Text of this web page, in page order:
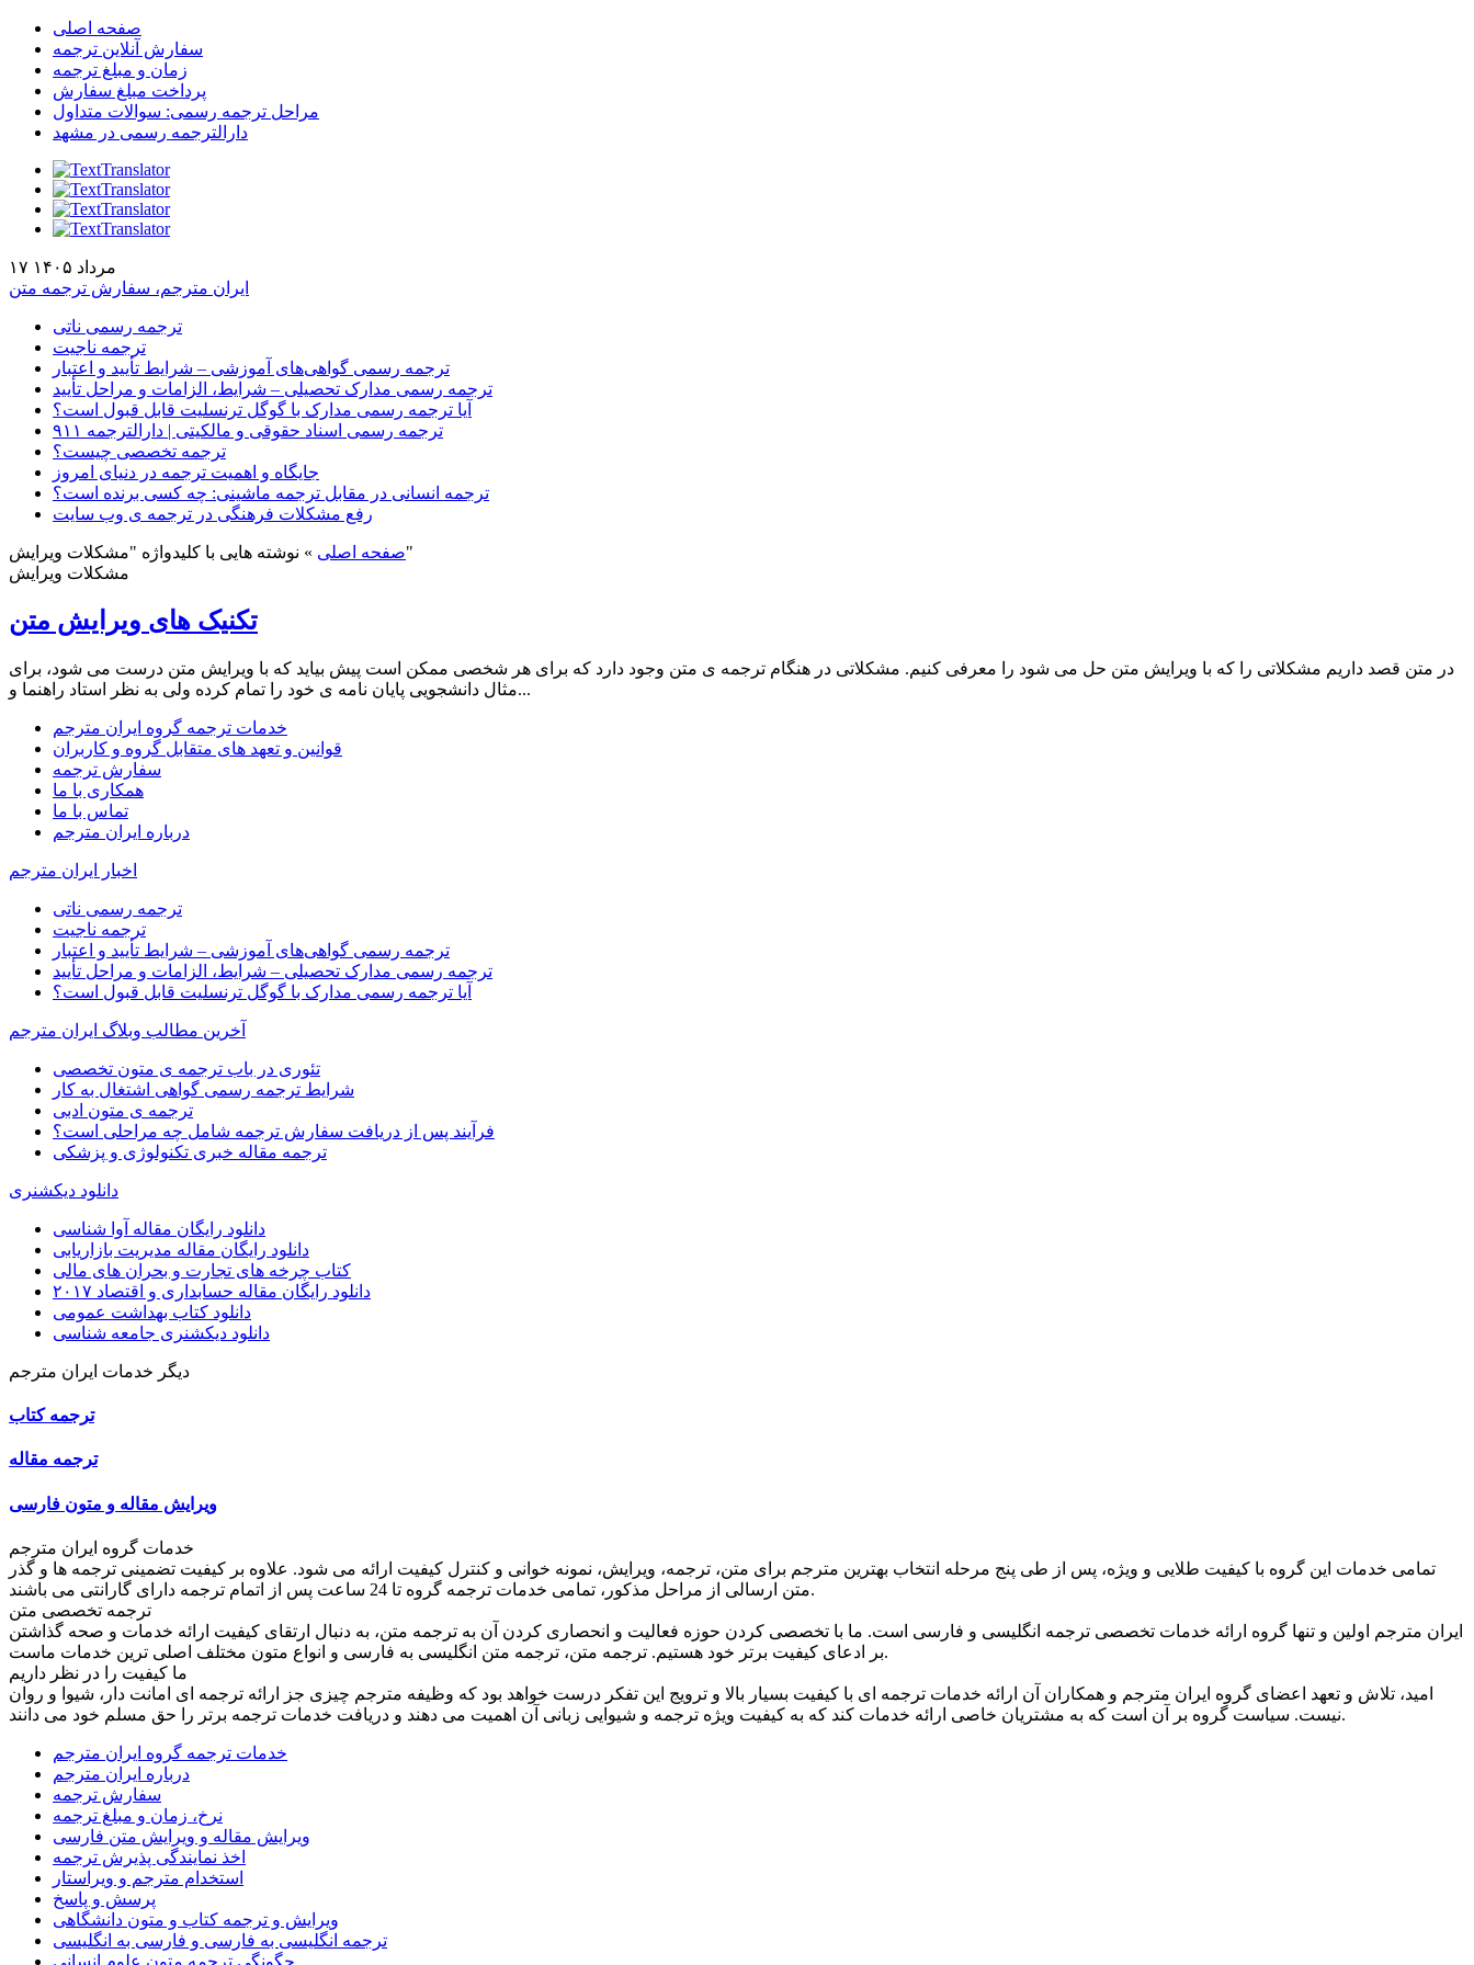
صفحه اصلی
سفارش آنلاین ترجمه
زمان و مبلغ ترجمه
پرداخت مبلغ سفارش
مراحل ترجمه رسمی: سوالات متداول
دارالترجمه رسمی در مشهد
۱۷ مرداد ۱۴۰۵
ایران مترجم، سفارش ترجمه متن
ترجمه رسمی ناتی
ترجمه ناجیت
ترجمه رسمی گواهی‌های آموزشی – شرایط تأیید و اعتبار
ترجمه رسمی مدارک تحصیلی – شرایط، الزامات و مراحل تأیید
آیا ترجمه رسمی مدارک با گوگل ترنسلیت قابل قبول است؟
ترجمه رسمی اسناد حقوقی و مالکیتی | دارالترجمه ۹۱۱
ترجمه تخصصی چیست؟
جایگاه و اهمیت ترجمه در دنیای امروز
ترجمه انسانی در مقابل ترجمه ماشینی: چه کسی برنده است؟
رفع مشکلات فرهنگی در ترجمه ی وب سایت
صفحه اصلی »
نوشته هایی با کلیدواژه "مشکلات ویرایش"
مشکلات ویرایش
تکنیک های ویرایش متن
در متن قصد داریم مشکلاتی را که با ویرایش متن حل می شود را معرفی کنیم. مشکلاتی در هنگام ترجمه ی متن وجود دارد که برای هر شخصی ممکن است پیش بیاید که با ویرایش متن درست می شود، برای
مثال دانشجویی پایان نامه ی خود را تمام کرده ولی به نظر استاد راهنما و...
خدمات ترجمه گروه ایران مترجم
قوانین و تعهد های متقابل گروه و کاربران
سفارش ترجمه
همکاری با ما
تماس با ما
درباره ایران مترجم
اخبار ایران مترجم
ترجمه رسمی ناتی
ترجمه ناجیت
ترجمه رسمی گواهی‌های آموزشی – شرایط تأیید و اعتبار
ترجمه رسمی مدارک تحصیلی – شرایط، الزامات و مراحل تأیید
آیا ترجمه رسمی مدارک با گوگل ترنسلیت قابل قبول است؟
آخرین مطالب وبلاگ ایران مترجم
تئوری در باب ترجمه ی متون تخصصی
شرایط ترجمه رسمی گواهی اشتغال به کار
ترجمه ی متون ادبی
فرآیند پس از دریافت سفارش ترجمه شامل چه مراحلی است؟
ترجمه مقاله خبری تکنولوژی و پزشکی
دانلود دیکشنری
دانلود رایگان مقاله آوا شناسی
دانلود رایگان مقاله مدیریت بازاریابی
کتاب چرخه های تجارت و بحران های مالی
دانلود رایگان مقاله حسابداری و اقتصاد ۲۰۱۷
دانلود کتاب بهداشت عمومی
دانلود دیکشنری جامعه شناسی
دیگر خدمات ایران مترجم
ترجمه کتاب
ترجمه مقاله
ویرایش مقاله و متون فارسی
خدمات گروه ایران مترجم
تمامی خدمات این گروه با کیفیت طلایی و ویژه، پس از طی پنج مرحله انتخاب بهترین مترجم برای متن، ترجمه، ویرایش، نمونه خوانی و کنترل کیفیت ارائه می شود. علاوه بر کیفیت تضمینی ترجمه ها و گذر
متن ارسالی از مراحل مذکور، تمامی خدمات ترجمه گروه تا 24 ساعت پس از اتمام ترجمه دارای گارانتی می باشند.
ترجمه تخصصی متن
ایران مترجم اولین و تنها گروه ارائه خدمات تخصصی ترجمه انگلیسی و فارسی است. ما با تخصصی کردن حوزه فعالیت و انحصاری کردن آن به ترجمه متن، به دنبال ارتقای کیفیت ارائه خدمات و صحه گذاشتن
بر ادعای کیفیت برتر خود هستیم. ترجمه متن، ترجمه متن انگلیسی به فارسی و انواع متون مختلف اصلی ترین خدمات ماست.
ما کیفیت را در نظر داریم
امید، تلاش و تعهد اعضای گروه ایران مترجم و همکاران آن ارائه خدمات ترجمه ای با کیفیت بسیار بالا و ترویج این تفکر درست خواهد بود که وظیفه مترجم چیزی جز ارائه ترجمه ای امانت دار، شیوا و روان
نیست. سیاست گروه بر آن است که به مشتریان خاصی ارائه خدمات کند که به کیفیت ویژه ترجمه و شیوایی زبانی آن اهمیت می دهند و دریافت خدمات ترجمه برتر را حق مسلم خود می دانند.
خدمات ترجمه گروه ایران مترجم
درباره ایران مترجم
سفارش ترجمه
نرخ، زمان و مبلغ ترجمه
ویرایش مقاله و ویرایش متن فارسی
اخذ نمایندگی پذیرش ترجمه
استخدام مترجم و ویراستار
پرسش و پاسخ
ویرایش و ترجمه کتاب و متون دانشگاهی
ترجمه انگلیسی به فارسی و فارسی به انگلیسی
چگونگی ترجمه متون علوم انسانی